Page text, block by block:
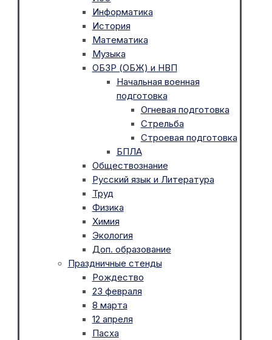
Информатика
История
Математика
Музыка
ОБЗР (ОБЖ) и НВП
Начальная военная
подготовка
Огневая подготовка
Стрельба
Строевая подготовка
БПЛА
Обществознание
Русский язык и Литература
Труд
Физика
Химия
Экология
Доп. образование
Праздничные стенды
Рождество
23 февраля
8 марта
12 апреля
Пасха